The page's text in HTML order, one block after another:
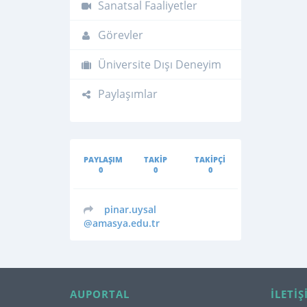
Sanatsal Faaliyetler
Görevler
Üniversite Dışı Deneyim
Paylaşımlar
PAYLAŞIM
0
TAKIP
0
TAKIPÇI
0
pinar.uysal
@amasya.edu.tr
AUPORTAL